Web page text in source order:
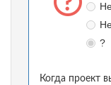
?
Когда проект